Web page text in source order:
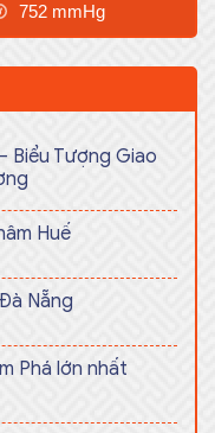
752 mmHg
Biểu Tượng Giao
Huế
Nẵng
Phá lớn nhất